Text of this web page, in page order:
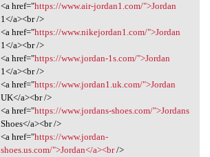
<a href="https://www.air-jordan1.com/">Jordan
1</a><br />
<a href="https://www.nikejordan1.com/">Jordan
1</a><br />
<a href="https://www.jordan-1s.com/">Jordan
1</a><br />
<a href="https://www.jordan1.uk.com/">Jordan
UK</a><br />
<a href="https://www.jordans-shoes.com/">Jordans
Shoes</a><br />
<a href="https://www.jordan-
shoes.us.com/">Jordan</a><br/>